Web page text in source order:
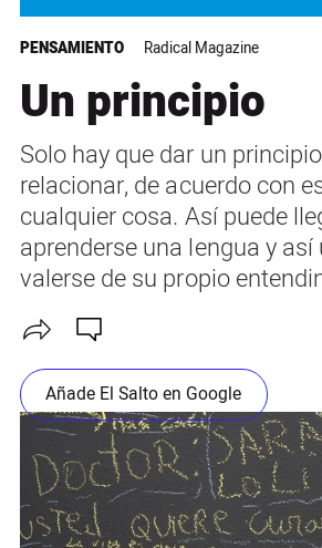
PENSAMIENTO Radical Magazine
Un principio
Solo hay que dar un
relacionar, de acuerdo con
cualquier cosa. Así puede
aprenderse una lengua y así
valerse de su propio
Añade El Salto en Google